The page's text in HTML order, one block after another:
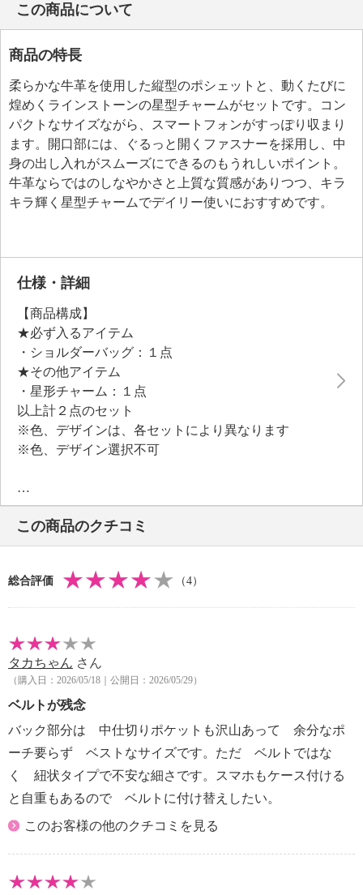
この商品について
商品の特長
柔らかな牛革を使用した縦型のポシェットと、動くたびに
煌めくラインストーンの星型チャームがセットです。コン
パクトなサイズながら、スマートフォンがすっぽり収まり
ます。開口部には、ぐるっと開くファスナーを採用し、中
身の出し入れがスムーズにできるのもうれしいポイント。
牛革ならではのしなやかさと上質な質感がありつつ、キラ
キラ輝く星型チャームでデイリー使いにおすすめです。
仕様・詳細
【商品構成】
★必ず入るアイテム
・ショルダーバッグ：１点
★その他アイテム
・星形チャーム：１点
以上計２点のセット
※色、デザインは、各セットにより異なります
※色、デザイン選択不可
＜ショルダーバッグ＞
【詳細】
・開口部：ファスナー
・ストラップ：あり
・ポケット（内側）：オープン１個、ファスナー１個
・ポケット（その他）・カード入れ４枚
【素材】
・外側：牛革
・内側：ポリエステル
・ストラップ：牛革
【サイズ】
・約縦１９ｃｍ×最大横１４ｃｍ×マチ２ｃｍ
・ストラップ長さ：約１３５ｃｍ
・Ａ４サイズ：不可
【重さ】
・約２００ｇ
・水や汗などによる色落ち、色移り注意
・摩擦による色落ち、色移り注意
この商品のクチコミ
総合評価 （4）
タカちゃん さん
（購入日：2026/05/18｜公開日：2026/05/29）
ベルトが残念
バック部分は 中仕切りポケットも沢山あって 余分なポ
ーチ要らず ベストなサイズです。ただ ベルトではな
く 紐状タイプで不安な細さです。スマホもケース付ける
と自重もあるので ベルトに付け替えしたい。
このお客様の他のクチコミを見る